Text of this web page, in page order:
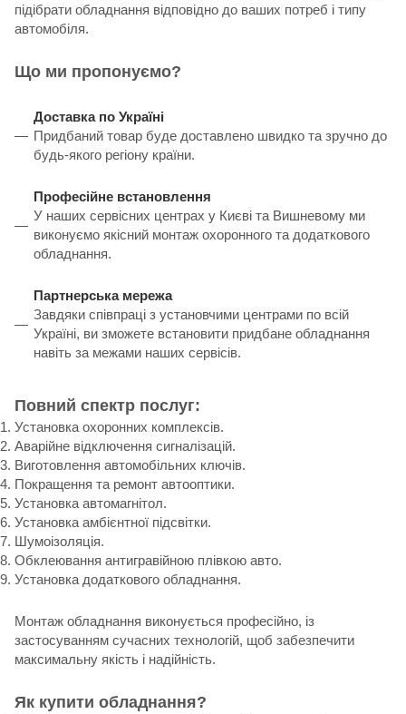
підібрати обладнання відповідно до ваших потреб і типу
автомобіля.
Що ми пропонуємо?
Доставка по Україні
Придбаний товар буде доставлено швидко та зручно до
будь-якого регіону країни.
Професійне встановлення
У наших сервісних центрах у Києві та Вишневому ми
виконуємо якісний монтаж охоронного та додаткового
обладнання.
Партнерська мережа
Завдяки співпраці з установчими центрами по всій
Україні, ви зможете встановити придбане обладнання
навіть за межами наших сервісів.
Повний спектр послуг:
Установка охоронних комплексів.
Аварійне відключення сигналізацій.
Виготовлення автомобільних ключів.
Покращення та ремонт автооптики.
Установка автомагнітол.
Установка амбієнтної підсвітки.
Шумоізоляція.
Обклеювання антигравійною плівкою авто.
Установка додаткового обладнання.
Монтаж обладнання виконується професійно, із
застосуванням сучасних технологій, щоб забезпечити
максимальну якість і надійність.
Як купити обладнання?